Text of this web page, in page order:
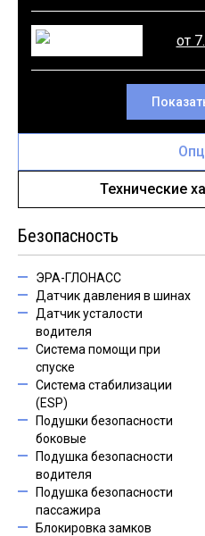
от
Технические
Безопасность
ЭРА-ГЛОНАСС
Датчик давления в шинах
Датчик усталости
водителя
Система помощи при
спуске
Система стабилизации
(ESP)
Подушки безопасности
боковые
Подушка безопасности
водителя
Подушка безопасности
пассажира
Блокировка замков